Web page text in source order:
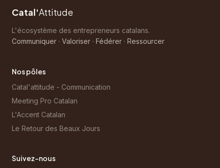
Catal'Attitude
L'écosystème des entrepreneurs catalans.
Communiquer · Valoriser · Fédérer · Ressourcer
Nos pôles
Catal'attitude - Communication
Meeting Pro Catalan
L'Accent Catalan
Le Retour des Beaux Jours
Suivez-nous